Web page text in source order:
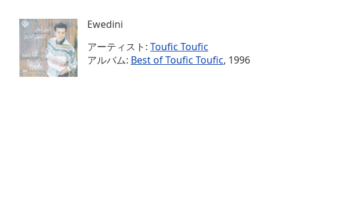
Stream
TypeLIVE
Seek to
live,
currently
Ewedini
アーティスト: Toufic Toufic
アルバム: Best of Toufic Toufic, 1996